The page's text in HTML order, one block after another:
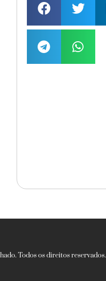
Todos os direitos reservados.